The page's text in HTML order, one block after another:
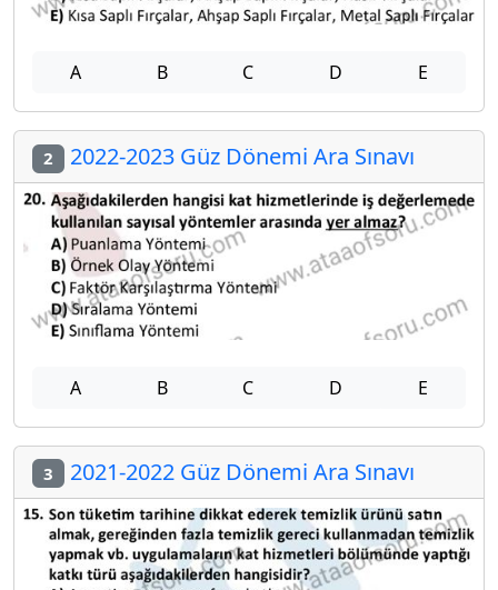
A B C D E
2 2022-2023 Güz Dönemi Ara Sınavı
A B C D E
3 2021-2022 Güz Dönemi Ara Sınavı